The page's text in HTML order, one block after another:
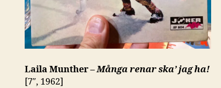
Laila Munther –Många renar ska’ jag ha!
[7″, 1962]